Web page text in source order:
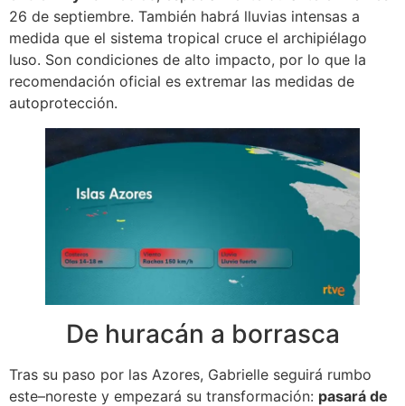
26 de septiembre. También habrá lluvias intensas a
medida que el sistema tropical cruce el archipiélago
luso. Son condiciones de alto impacto, por lo que la
recomendación oficial es extremar las medidas de
autoprotección.
De huracán a borrasca
Tras su paso por las Azores, Gabrielle seguirá rumbo
este–noreste y empezará su transformación: pasará de